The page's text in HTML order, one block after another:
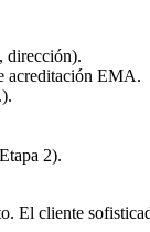
dirección).
acreditación EMA.
2).
El cliente